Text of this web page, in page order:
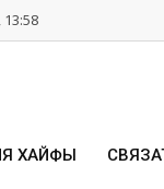
ХАЙФЫ